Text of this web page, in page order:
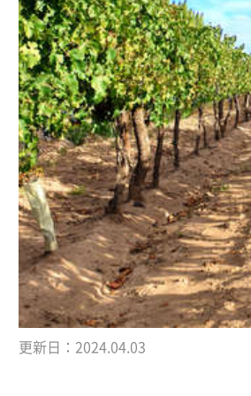
更新日： 2024.04.03